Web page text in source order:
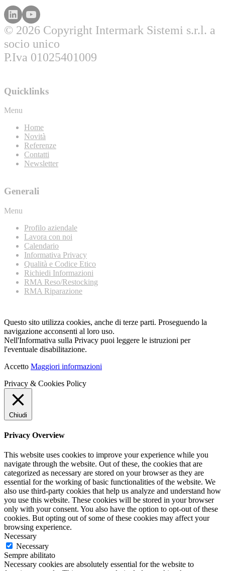
© 2026 Copyright Intermark Sistemi s.r.l. a
socio unico
P.Iva 01025401009
Quicklinks
Menu
Home
Novità
Referenze
Contatti
Newsletter
Generali
Menu
Profilo aziendale
Lavora con noi
Calendario
Informativa Privacy
Qualità e Codice Etico
Richiedi Informazioni
RMA Reso/Restocking
RMA Riparazione
Questo sito utilizza cookies, anche di terze parti. Proseguendo la
navigazione acconsenti al loro uso.
Nell'Informativa sulla Privacy puoi leggere le istruzioni per
l'eventuale disabilitazione.
Accetto Maggiori informazioni
Privacy & Cookies Policy
Chiudi
Privacy Overview
This website uses cookies to improve your experience while you
navigate through the website. Out of these, the cookies that are
categorized as necessary are stored on your browser as they are
essential for the working of basic functionalities of the website. We
also use third-party cookies that help us analyze and understand how
you use this website. These cookies will be stored in your browser
only with your consent. You also have the option to opt-out of these
cookies. But opting out of some of these cookies may affect your
browsing experience.
Necessary
Necessary
Sempre abilitato
Necessary cookies are absolutely essential for the website to